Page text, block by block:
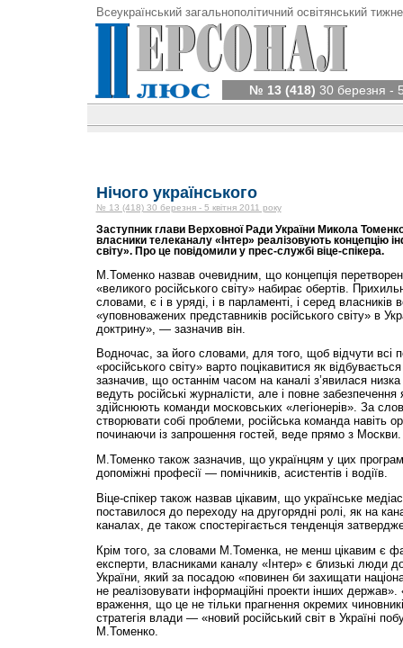
Всеукраїнський загальнополітичний освітянський
№ 13 (418) 30 березня -
Нічого українського
№ 13 (418) 30 березня - 5 квітня 2011 року
Заступник глави Верховної Ради України Микола
власники телеканалу «Інтер» реалізовують концепцію
світу». Про це повідомили у прес-службі віце-спікера.
М.Томенко назвав очевидним, що концепція
«великого російського світу» набирає обертів.
словами, є і в уряді, і в парламенті, і серед власників
«уповноважених представників російського світу» в
доктрину», — зазначив він.
Водночас, за його словами, для того, щоб відчути всі
«російського світу» варто поцікавитися як
зазначив, що останнім часом на каналі з’явилася
ведуть російські журналісти, але і повне
здійснюють команди московських «легіонерів». За
створювати собі проблеми, російська команда навіть
починаючи із запрошення гостей, веде прямо з Москви.
М.Томенко також зазначив, що українцям у цих
допоміжні професії — помічників, асистентів і водіїв.
Віце-спікер також назвав цікавим, що українське
поставилося до переходу на другорядні ролі, як на
каналах, де також спостерігається тенденція
Крім того, за словами М.Томенка, не менш цікавим є
експерти, власниками каналу «Інтер» є близькі люди
України, який за посадою «повинен би захищати
не реалізовувати інформаційні проекти інших
враження, що це не тільки прагнення окремих
стратегія влади — «новий російський світ в Україні
М.Томенко.